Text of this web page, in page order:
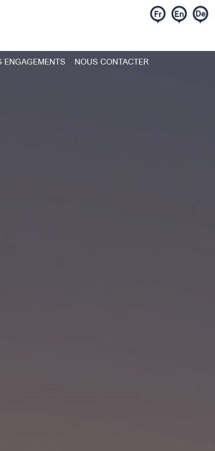
ENGAGEMENTS NOUS CONTACTER